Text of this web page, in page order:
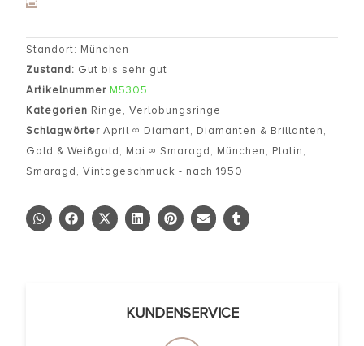
Standort: München
Zustand: Gut bis sehr gut
Artikelnummer M5305
Kategorien Ringe, Verlobungsringe
Schlagwörter April ∞ Diamant, Diamanten & Brillanten,
Gold & Weißgold, Mai ∞ Smaragd, München, Platin,
Smaragd, Vintageschmuck - nach 1950
KUNDENSERVICE